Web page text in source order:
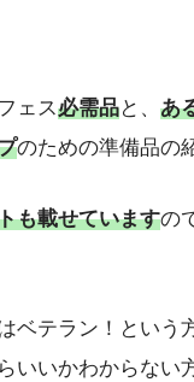
ェス必需品と、 あ
のための準備品の
も載せていますの
ベテラン！という
いいかわからない